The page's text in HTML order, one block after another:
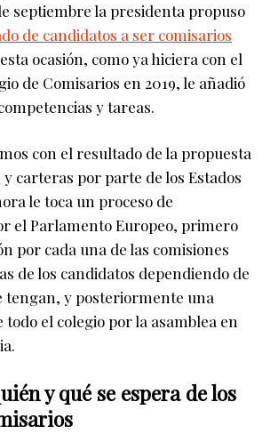
septiembre la presidenta propuso
de candidatos a ser comisarios
ocasión, como ya hiciera con el
de Comisarios en 2019, le añadió
y tareas.
con el resultado de la propuesta
carteras por parte de los Estados
le toca un proceso de
el Parlamento Europeo, primero
por cada una de las comisiones
de los candidatos dependiendo de
tengan, y posteriormente una
todo el colegio por la asamblea en
y qué se espera de los